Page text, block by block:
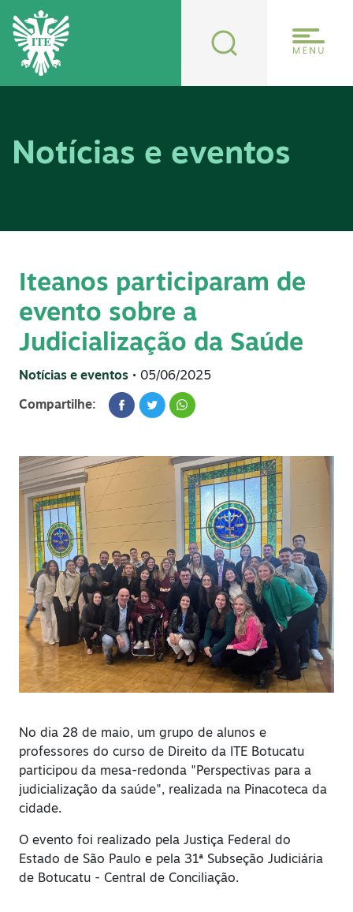
Notícias e eventos
Iteanos participaram de
evento sobre a
Judicialização da Saúde
Notícias e eventos • 05/06/2025
Compartilhe:
No dia 28 de maio, um grupo de alunos e
professores do curso de Direito da ITE Botucatu
participou da mesa-redonda "Perspectivas para a
judicialização da saúde", realizada na Pinacoteca da
cidade.
O evento foi realizado pela Justiça Federal do
Estado de São Paulo e pela 31ª Subseção Judiciária
de Botucatu - Central de Conciliação.